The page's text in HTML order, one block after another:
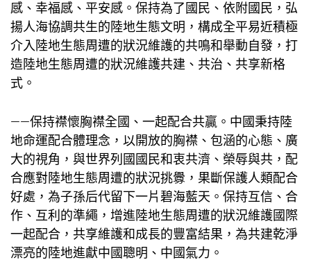
感、幸福感、平安感。保持為了國民、依附國民，弘
揚人海協調共生的陸地生態文明，構成全平易近積極
介入陸地生態周遭的狀況維護的共鳴和舉動自發，打
造陸地生態周遭的狀況維護共建、共治、共享新格
式。
——保持襟懷胸襟全國、一起配合共贏。中國秉持陸
地命運配合體理念，以開放的胸襟、包涵的心態、廣
大的視角，與世界列國國民和衷共濟、榮辱與共，配
合應對陸地生態周遭的狀況挑釁，果斷保護人類配合
好處，為子孫后代留下一片碧海藍天。保持互信、合
作、互利的準繩，增進陸地生態周遭的狀況維護國際
一起配合，共享維護和成長的豐富結果，為共建乾淨
漂亮的陸地進獻中國聰明、中國氣力。